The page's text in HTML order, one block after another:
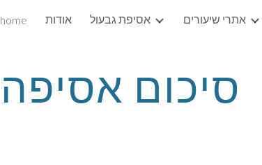
Skip to navigation
home אודות אסיפת גבעול אתרי שיעורים
סיכום אסיפה 23.11.11